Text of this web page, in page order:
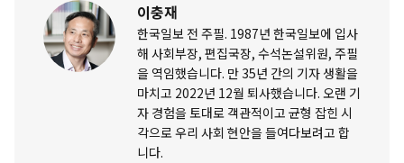
이충재
한국일보 전 주필. 1987년 한국일보에 입사
해 사회부장, 편집국장, 수석논설위원, 주필
을 역임했습니다. 만 35년 간의 기자 생활을
마치고 2022년 12월 퇴사했습니다. 오랜 기
자 경험을 토대로 객관적이고 균형 잡힌 시
각으로 우리 사회 현안을 들여다보려고 합
니다.